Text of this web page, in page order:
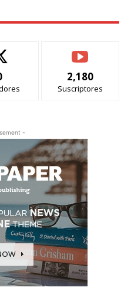
2,180
Suscriptores
-